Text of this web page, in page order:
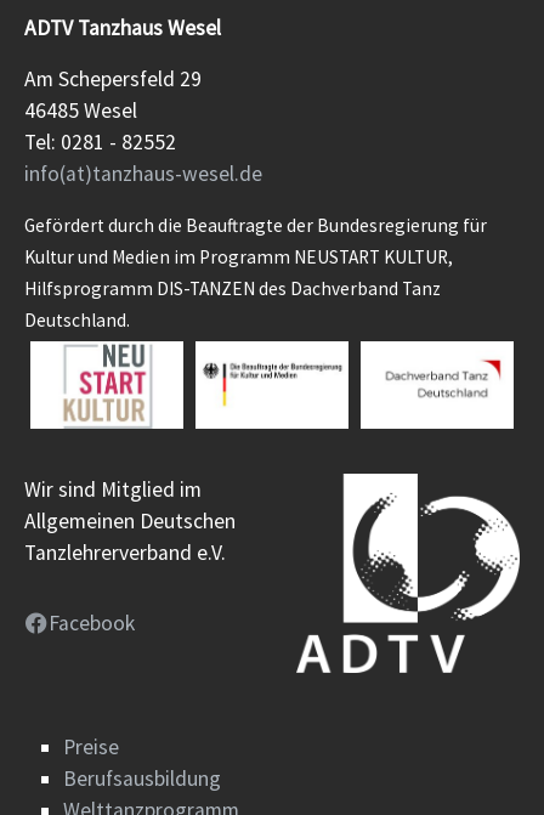
ADTV Tanzhaus Wesel
Am Schepersfeld 29
46485 Wesel
Tel: 0281 - 82552
info(at)tanzhaus-wesel.de
Gefördert durch die Beauftragte der Bundesregierung für
Kultur und Medien im Programm NEUSTART KULTUR,
Hilfsprogramm DIS-TANZEN des Dachverband Tanz
Deutschland.
Wir sind Mitglied im
Allgemeinen Deutschen
Tanzlehrerverband e.V.
Facebook
Preise
Berufsausbildung